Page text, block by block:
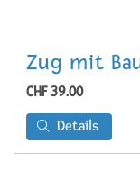
Zug mit
CHF 39.00
Details